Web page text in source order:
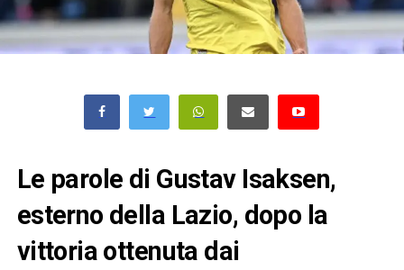
Le parole di Gustav Isaksen,
esterno della Lazio, dopo la
vittoria ottenuta dai